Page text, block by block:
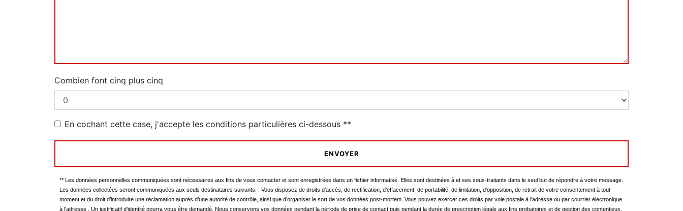
Combien font cinq plus cinq
En cochant cette case, j'accepte les conditions particulières ci-dessous **
ENVOYER
** Les données personnelles communiquées sont nécessaires aux fins de vous contacter et sont enregistrées dans un fichier informatisé. Elles sont destinées à et ses sous-traitants dans le seul but de répondre à votre message.
Les données collectées seront communiquées aux seuls destinataires suivants: . Vous disposez de droits d’accès, de rectification, d’effacement, de portabilité, de limitation, d’opposition, de retrait de votre consentement à tout
moment et du droit d’introduire une réclamation auprès d’une autorité de contrôle, ainsi que d’organiser le sort de vos données post-mortem. Vous pouvez exercer ces droits par voie postale à l'adresse ou par courrier électronique
à l'adresse . Un justificatif d'identité pourra vous être demandé. Nous conservons vos données pendant la période de prise de contact puis pendant la durée de prescription légale aux fins probatoires et de gestion des contentieux.